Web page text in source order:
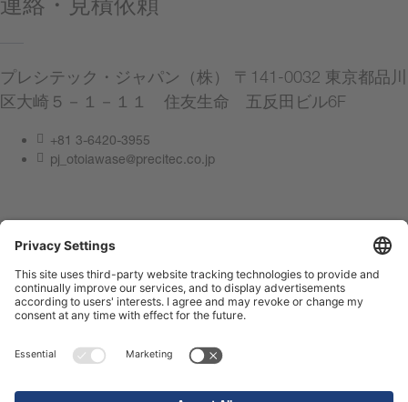
プレシテック・ジャパン（株） 〒141-0032 東京都品川
区大崎５－１－１１ 住友生命 五反田ビル6F
+81 3-6420-3955
pj_otoiawase@precitec.co.jp
サイト管理者情報